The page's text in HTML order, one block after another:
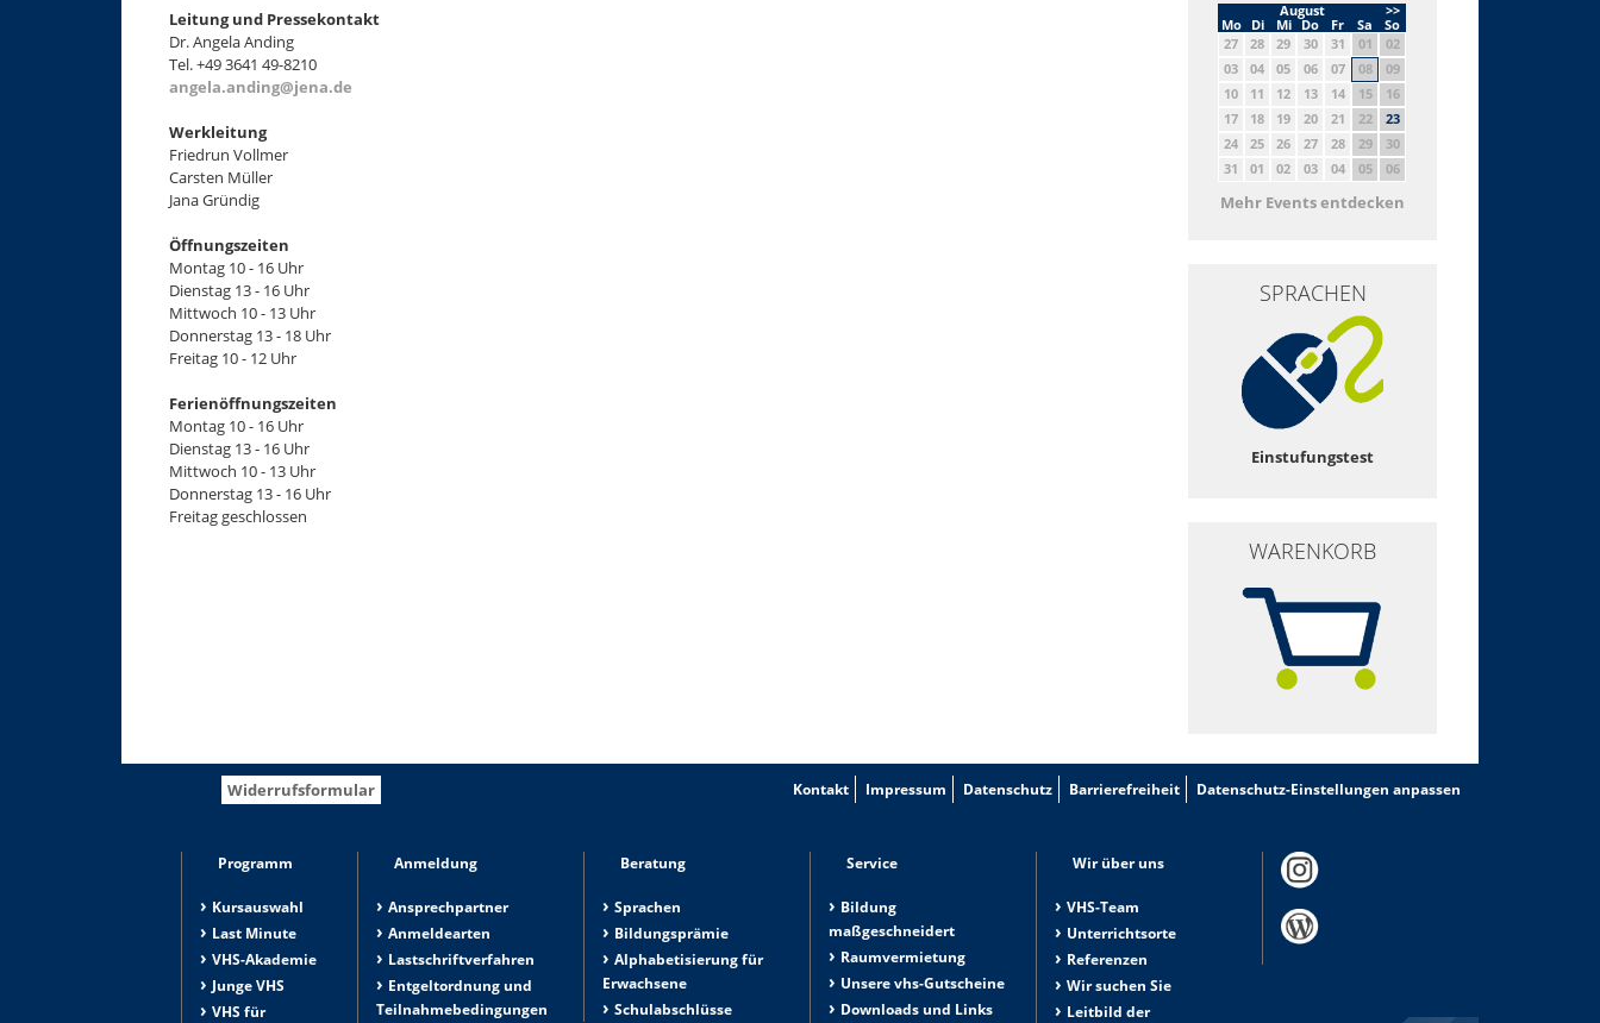
Leitung und Pressekontakt
Dr. Angela Anding
Tel. +49 3641 49-8210
angela.anding@jena.de
Werkleitung
Friedrun Vollmer
Carsten Müller
Jana Gründig
Öffnungszeiten
Montag 10 - 16 Uhr
Dienstag 13 - 16 Uhr
Mittwoch 10 - 13 Uhr
Donnerstag 13 - 18 Uhr
Freitag 10 - 12 Uhr
Ferienöffnungszeiten
Montag 10 - 16 Uhr
Dienstag 13 - 16 Uhr
Mittwoch 10 - 13 Uhr
Donnerstag 13 - 16 Uhr
Freitag geschlossen
>>
August
Mo
Di Mi Do Fr Sa
So
27
28 29 30 31 01
02
03
04 05 06 07 08
09
10
11 12 13 14 15
16
17
18 19 20 21 22
23
24
25 26 27 28 29
30
31
01 02 03 04 05 06
Mehr Events entdecken
SPRACHEN
Einstufungstest
WARENKORB
Widerrufsformular Kontakt Impressum Datenschutz Barrierefreiheit Datenschutz-Einstellungen anpassen
Programm
Kursauswahl
Last Minute
VHS-Akademie
Junge VHS
VHS für
Anmeldung
Ansprechpartner
Anmeldearten
Lastschriftverfahren
Entgeltordnung und
Teilnahmebedingungen
Beratung
Sprachen
Bildungsprämie
Alphabetisierung für
Erwachsene
Schulabschlüsse
Service
Bildung
maßgeschneidert
Raumvermietung
Unsere vhs-Gutscheine
Downloads und Links
Wir über uns
VHS-Team
Unterrichtsorte
Referenzen
Wir suchen Sie
Leitbild der